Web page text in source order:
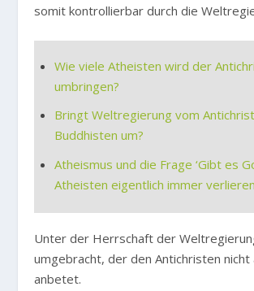
somit kontrollierbar durch die
Wie viele Atheisten wird der
umbringen?
Bringt Weltregierung vom
Buddhisten um?
Atheismus und die Frage ‘Gibt es
Atheisten eigentlich immer verlieren
Unter der Herrschaft der
umgebracht, der den Antichristen
anbetet.